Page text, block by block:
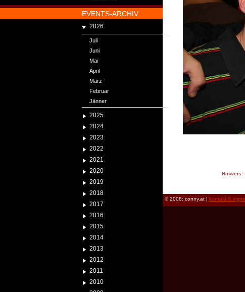
EVENTS-ARCHIV
2026
Juli
Juni
Mai
April
März
Februar
Jänner
2025
2024
2023
2022
2021
2020
2019
2018
2017
2016
2015
2014
2013
2012
2011
2010
Hinweis:
© 2008: conny.at | kontakt &